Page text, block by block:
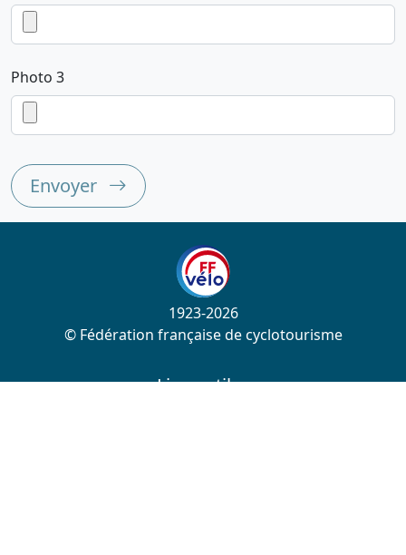
Photo 3
Envoyer
1923-2026
© Fédération française de cyclotourisme
Liens utiles